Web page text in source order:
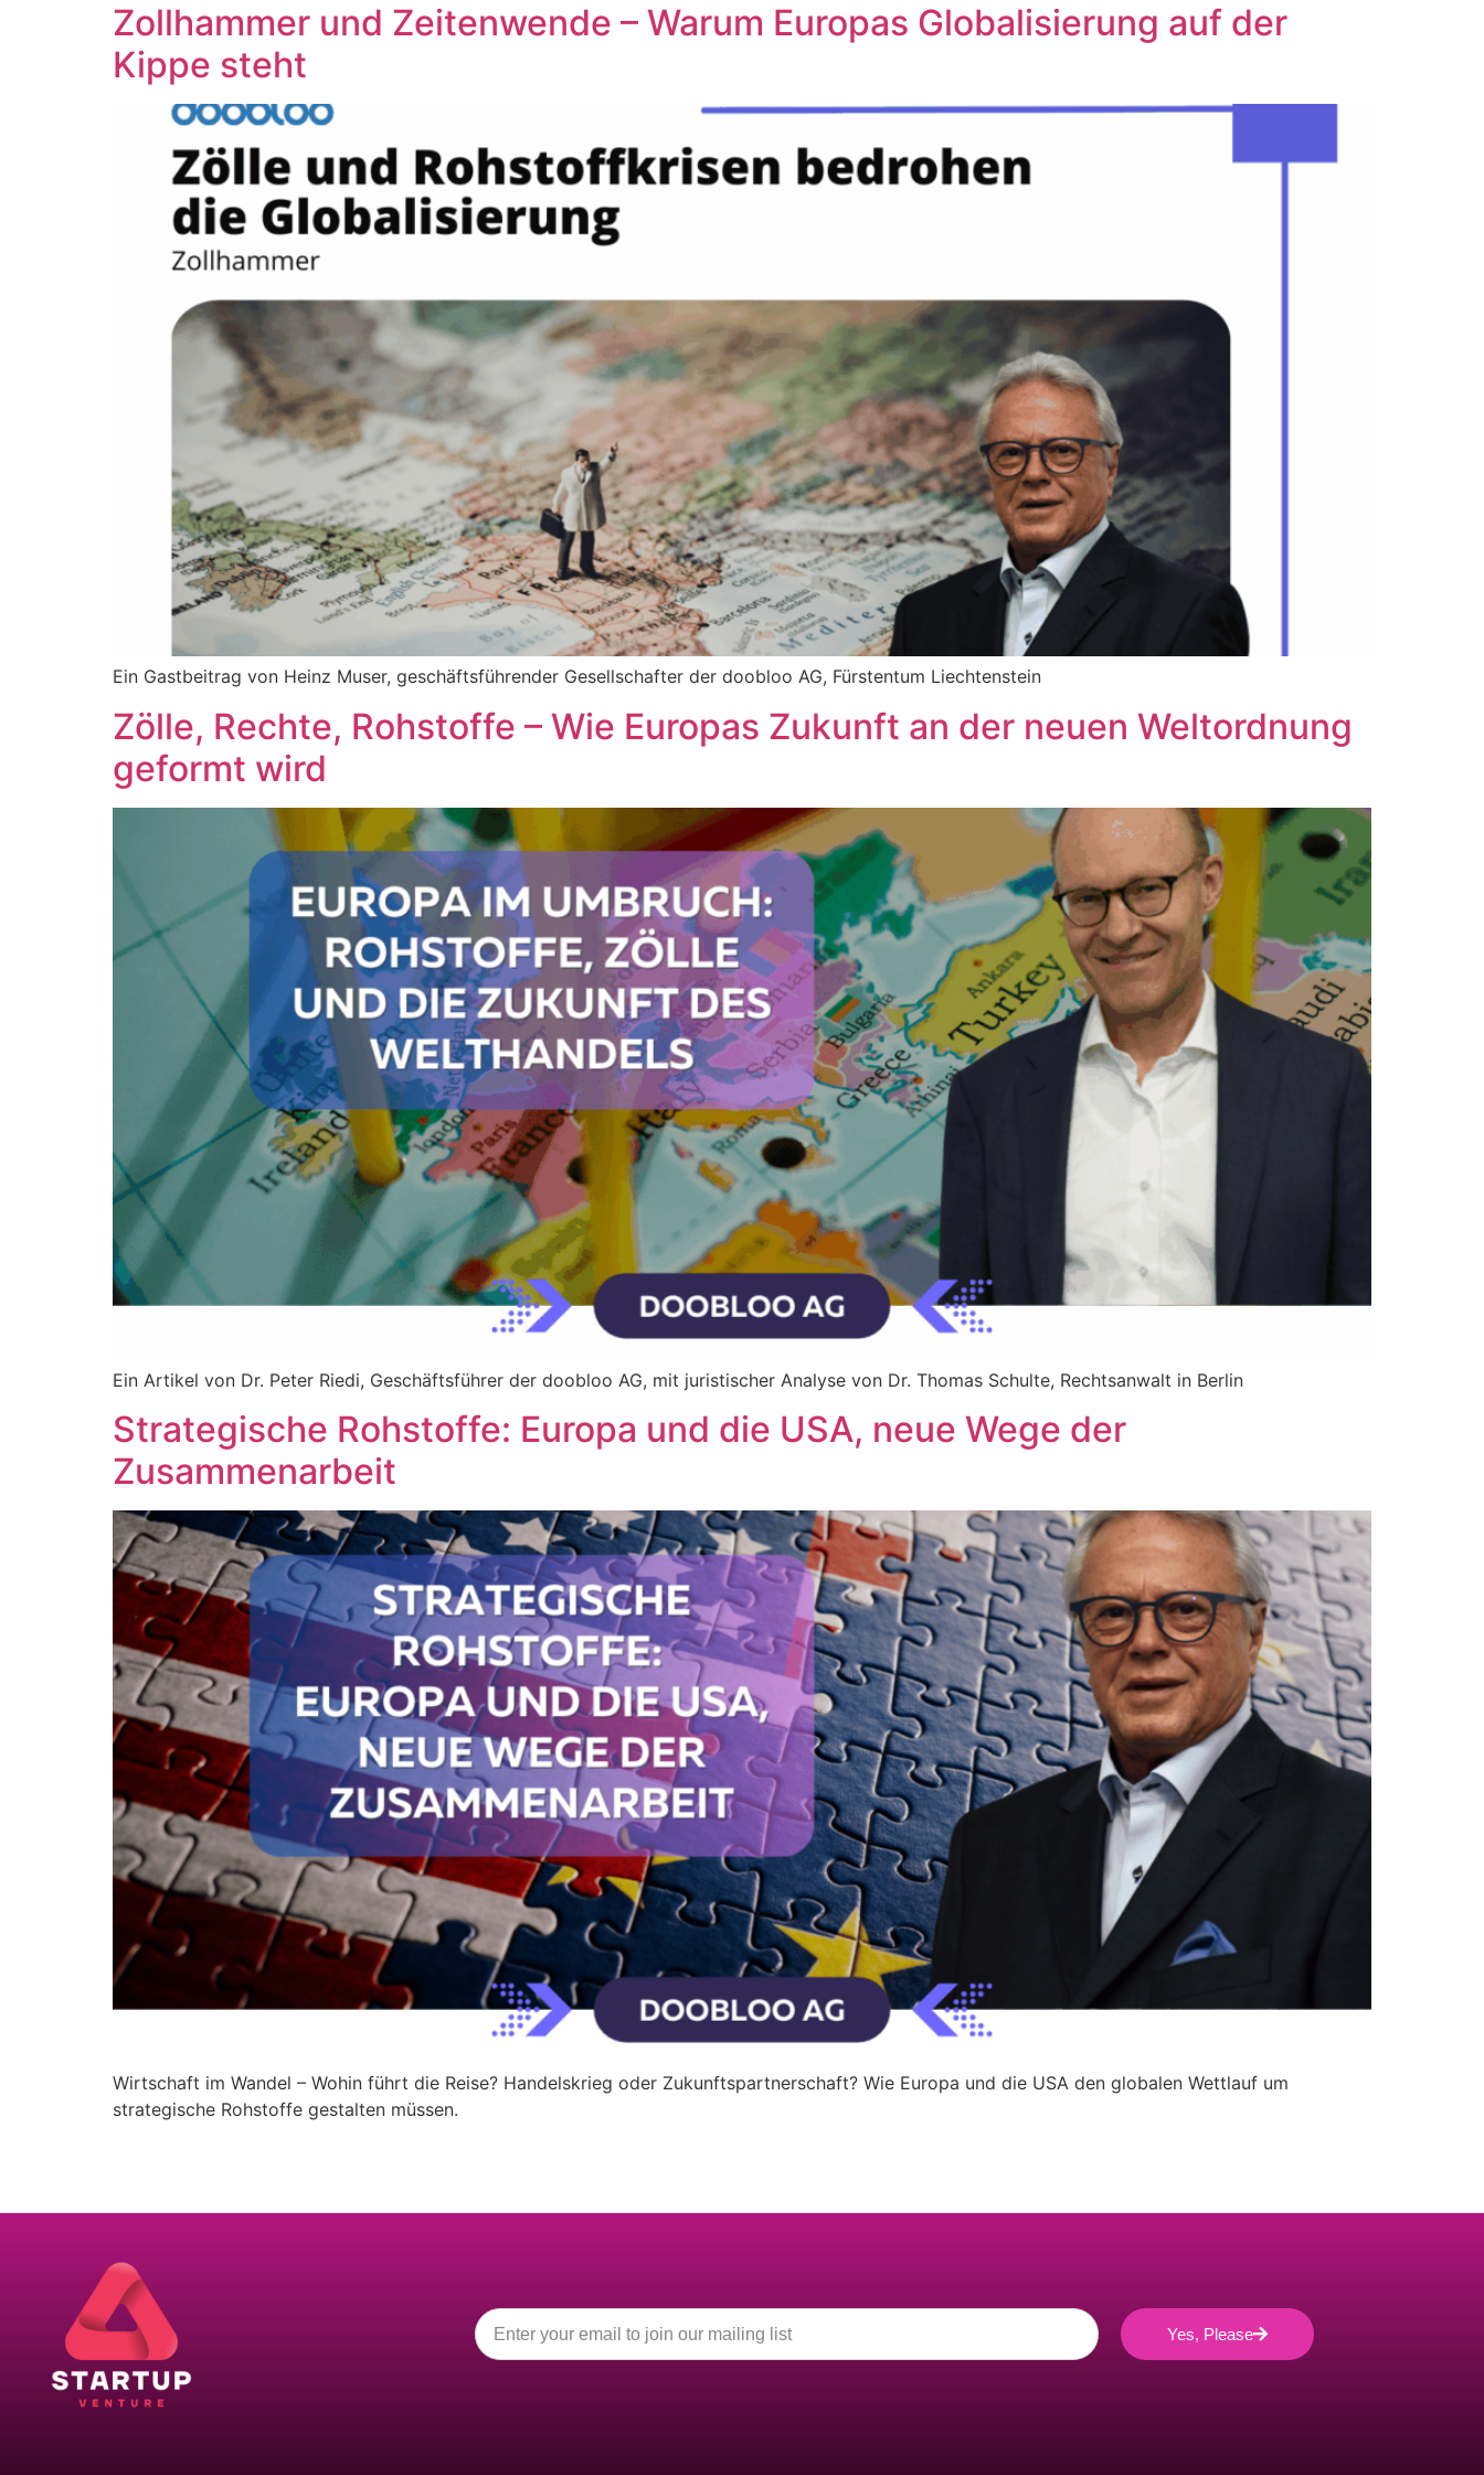
Zollhammer und Zeitenwende – Warum Europas Globalisierung auf der
Kippe steht
Ein Gastbeitrag von Heinz Muser, geschäftsführender Gesellschafter der doobloo AG, Fürstentum Liechtenstein
Zölle, Rechte, Rohstoffe – Wie Europas Zukunft an der neuen Weltordnung
geformt wird
Ein Artikel von Dr. Peter Riedi, Geschäftsführer der doobloo AG, mit juristischer Analyse von Dr. Thomas Schulte, Rechtsanwalt in Berlin
Strategische Rohstoffe: Europa und die USA, neue Wege der
Zusammenarbeit
Wirtschaft im Wandel – Wohin führt die Reise? Handelskrieg oder Zukunftspartnerschaft? Wie Europa und die USA den globalen Wettlauf um
strategische Rohstoffe gestalten müssen.
Yes, Please